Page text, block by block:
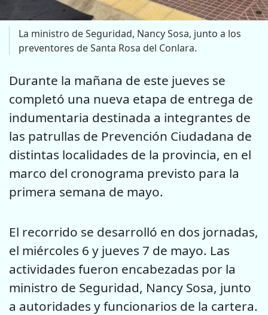
La ministro de Seguridad, Nancy Sosa, junto a los
preventores de Santa Rosa del Conlara.
Durante la mañana de este jueves se
completó una nueva etapa de entrega de
indumentaria destinada a integrantes de
las patrullas de Prevención Ciudadana de
distintas localidades de la provincia, en el
marco del cronograma previsto para la
primera semana de mayo.
El recorrido se desarrolló en dos jornadas,
el miércoles 6 y jueves 7 de mayo. Las
actividades fueron encabezadas por la
ministro de Seguridad, Nancy Sosa, junto
a autoridades y funcionarios de la cartera.